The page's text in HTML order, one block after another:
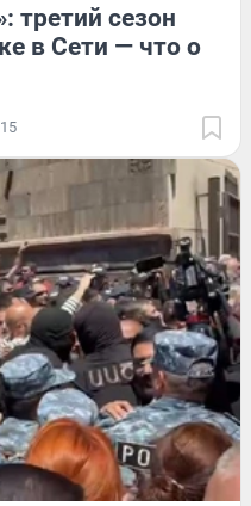
третий сезон
в Сети — что о
15